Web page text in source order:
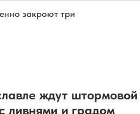
закроют три
ждут штормовой
ливнями и градом